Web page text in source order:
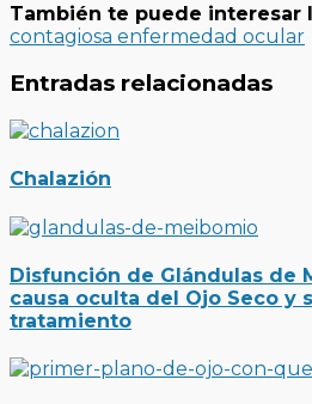
También te puede interesar
contagiosa enfermedad ocular
Entradas relacionadas
Chalazión
Disfunción de Glándulas de
causa oculta del Ojo Seco y
tratamiento